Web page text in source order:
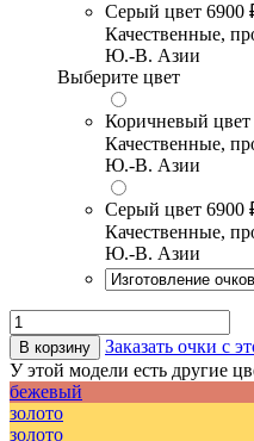
Серый цвет 6900
Качественные,
Ю.-В. Азии
Выберите цвет
Коричневый цвет
Качественные,
Ю.-В. Азии
Серый цвет 6900
Качественные,
Ю.-В. Азии
В корзину
Заказать очки с
У этой модели есть другие
бежевый
золото
золото